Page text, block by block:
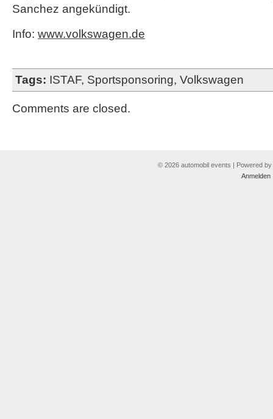
Sanchez angekündigt.
Info: www.volkswagen.de
Tags: ISTAF, Sportsponsoring, Volkswagen
Comments are closed.
© 2026 automobil events | Powered by
Anmelden|